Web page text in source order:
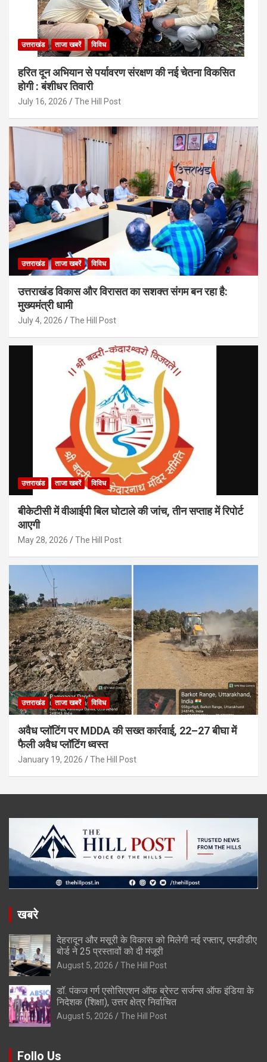
उत्तराखंड ताजा खबरें विविध
हरित दून अभियान से पर्यावरण संरक्षण की नई चेतना विकसित
होगी : बंशीधर तिवारी
July 16, 2026 The Hill Post
उत्तराखंड ताजा खबरें विविध
उत्तराखंड विकास और विरासत का सशक्त संगम बन रहा है:
मुख्यमंत्री धामी
July 4, 2026 The Hill Post
उत्तराखंड ताजा खबरें विविध
बीकेटीसी में वीआईपी बिल घोटाले की जांच, तीन सप्ताह में रिपोर्ट
आएगी
May 28, 2026 The Hill Post
उत्तराखंड ताजा खबरें विविध
अवैध प्लॉटिंग पर MDDA की सख्त कार्रवाई, 22–27 बीघा में
फैली अवैध प्लॉटिंग ध्वस्त
January 19, 2026 The Hill Post
खबरे
देहरादून और मसूरी के विकास को मिलेगी नई रफ्तार, एमडीडीए
बोर्ड ने 25 प्रस्तावों को दी मंजूरी
August 5, 2026 The Hill Post
डॉ. पंकज गर्ग एसोसिएशन ऑफ ब्रेस्ट सर्जन्स ऑफ इंडिया के
निदेशक (शिक्षा), उत्तर क्षेत्र निर्वाचित
August 5, 2026 The Hill Post
Follo Us